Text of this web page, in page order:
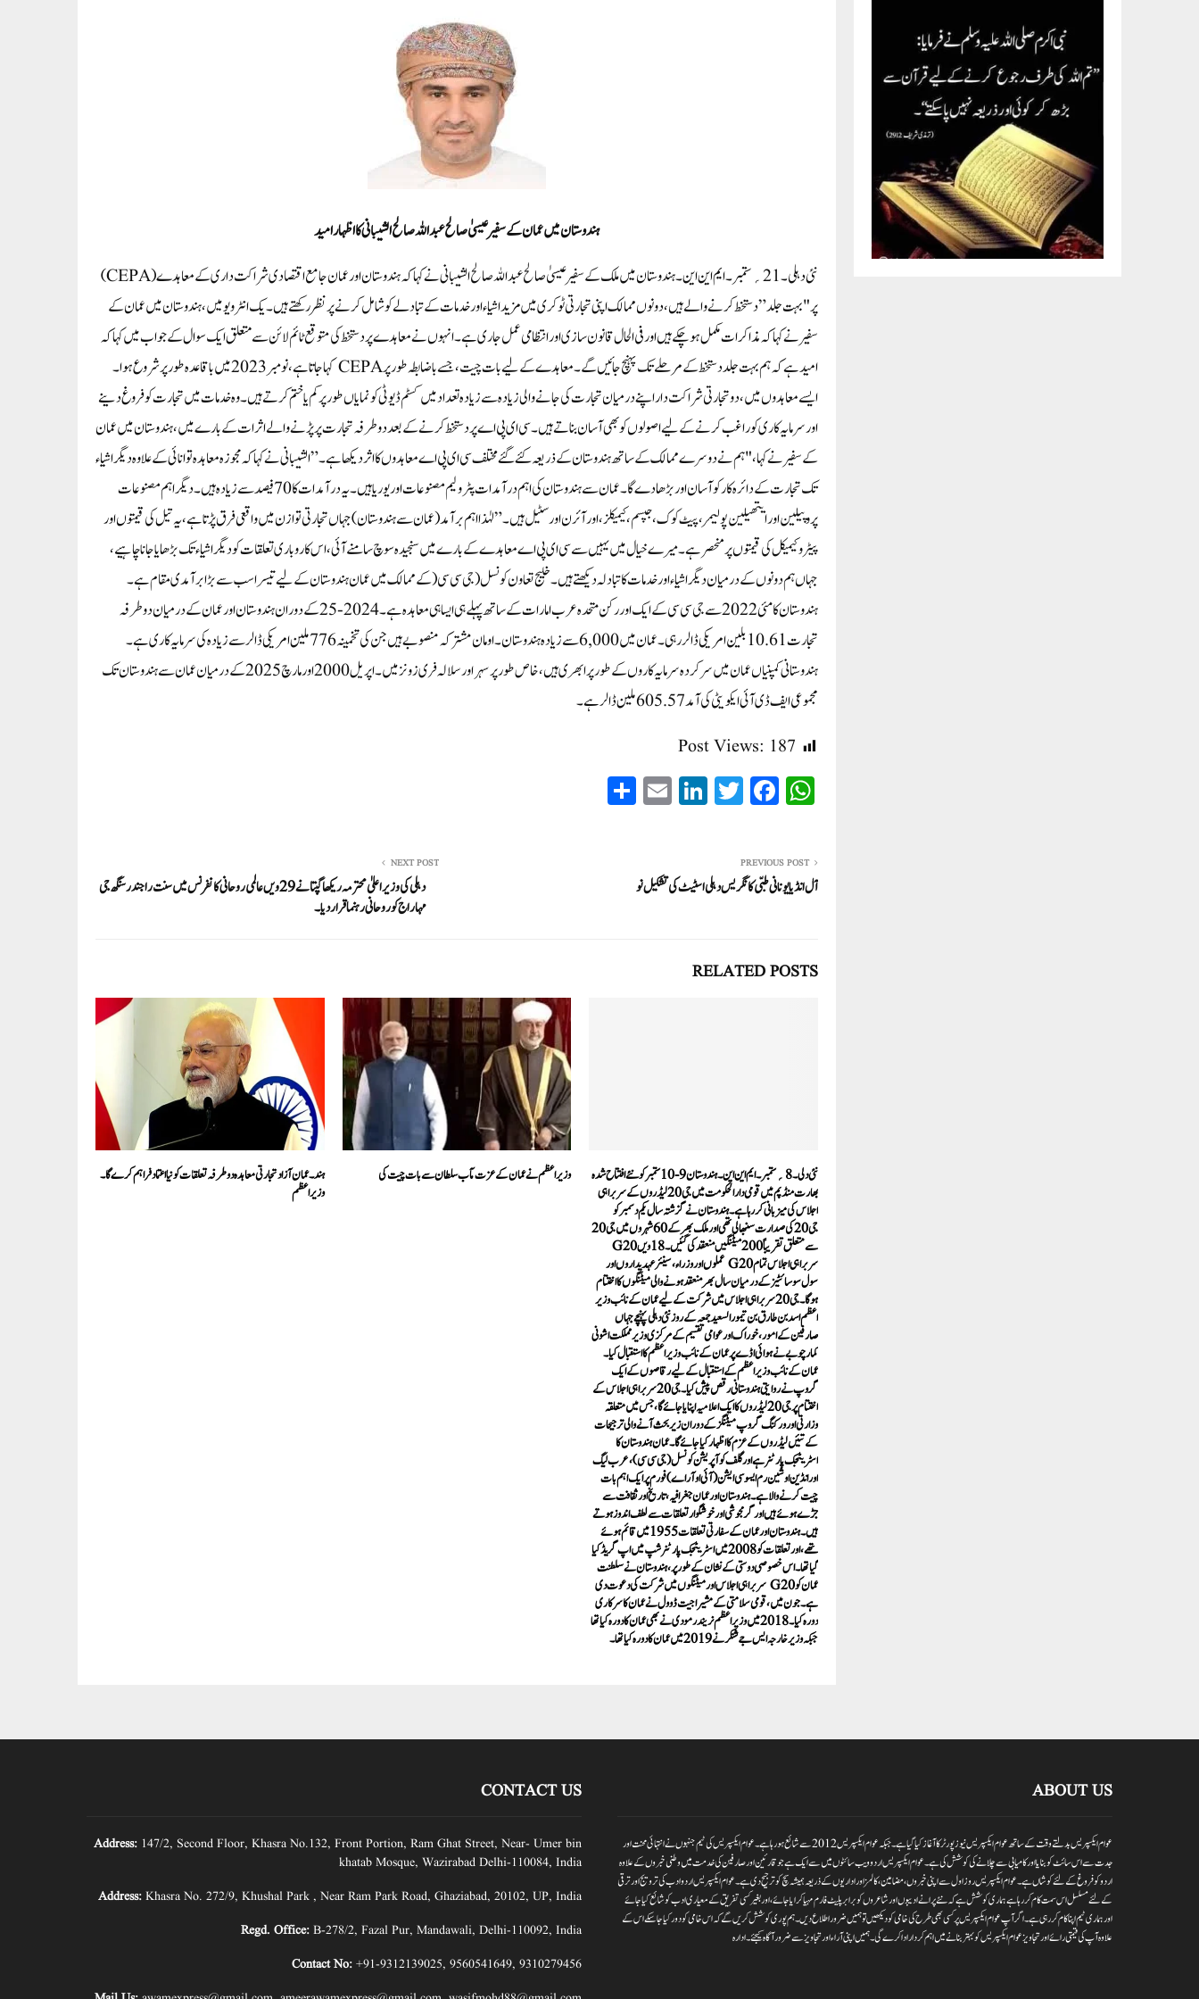
ہندوستان میں عمان کے سفیر عیسیٰ صالح عبداللہ صالح الشیبانی کا اظہار امید
نئی دہلی۔ 21؍ ستمبر۔ ایم این این۔ہندوستان میں ملک کے سفیر عیسیٰ صالح عبداللہ صالح الشیبانی نے کہا کہ ہندوستان اور عمان جامع اقتصادی شراکت داری کے معاہدے (CEPA)
پر "بہت جلد” دستخط کرنے والے ہیں، دونوں ممالک اپنی تجارتی ٹوکری میں مزید اشیاء اور خدمات کے تبادلے کو شامل کرنے پر نظر رکھتے ہیں۔یک انٹرویو میں، ہندوستان میں عمان کے
سفیر نے کہا کہ مذاکرات مکمل ہو چکے ہیں اور فی الحال قانون سازی اور انتظامی عمل جاری ہے۔انہوں نے معاہدے پر دستخط کی متوقع ٹائم لائن سے متعلق ایک سوال کے جواب میں کہا کہ
امید ہے کہ ہم بہت جلد دستخط کے مرحلے تک پہنچ جائیں گے۔معاہدے کے لیے بات چیت، جسے باضابطہ طور پر CEPA کہا جاتا ہے، نومبر 2023 میں باقاعدہ طور پر شروع ہوا۔
ایسے معاہدوں میں، دو تجارتی شراکت دار اپنے درمیان تجارت کی جانے والی زیادہ سے زیادہ تعداد میں کسٹم ڈیوٹی کو نمایاں طور پر کم یا ختم کرتے ہیں۔وہ خدمات میں تجارت کو فروغ دینے
اور سرمایہ کاری کو راغب کرنے کے لیے اصولوں کو بھی آسان بناتے ہیں۔سی ای پی اے پر دستخط کرنے کے بعد دو طرفہ تجارت پر پڑنے والے اثرات کے بارے میں، ہندوستان میں عمان
کے سفیر نے کہا، "ہم نے دوسرے ممالک کے ساتھ ہندوستان کے ذریعہ کئے گئے مختلف سی ای پی اے معاہدوں کا اثر دیکھا ہے۔” الشیبانی نے کہا کہ مجوزہ معاہدہ توانائی کے علاوہ دیگر اشیاء
تک تجارت کے دائرہ کار کو آسان اور بڑھا دے گا۔عمان سے ہندوستان کی اہم درآمدات پٹرولیم مصنوعات اور یوریا ہیں۔ یہ درآمدات کا 70 فیصد سے زیادہ ہیں۔ دیگر اہم مصنوعات
پروپیلین اور ایتھیلین پولیمر، پیٹ کوک، جپسم، کیمیکلز، اور آئرن اور سٹیل ہیں۔”لہٰذا اہم برآمد (عمان سے ہندوستان)جہاں تجارتی توازن میں واقعی فرق پڑتا ہے، یہ تیل کی قیمتوں اور
پیٹرو کیمیکل کی قیمتوں پر منحصر ہے۔ میرے خیال میں یہیں سے سی ای پی اے معاہدے کے بارے میں سنجیدہ سوچ سامنے آئی، اس کاروباری تعلقات کو دیگر اشیاء تک بڑھایا جانا چاہیے،
جہاں ہم دونوں کے درمیان دیگر اشیاء اور خدمات کا تبادلہ دیکھتے ہیں۔خلیج تعاون کونسل (جی سی سی( کے ممالک میں عمان ہندوستان کے لیے تیسرا سب سے بڑا برآمدی مقام ہے۔
ہندوستان کا مئی 2022 سے جی سی سی کے ایک اور رکن متحدہ عرب امارات کے ساتھ پہلے ہی ایسا ہی معاہدہ ہے۔2024-25 کے دوران ہندوستان اور عمان کے درمیان دو طرفہ
تجارت 10.61 بلین امریکی ڈالر رہی۔عمان میں 6,000 سے زیادہ ہندوستان۔اومان مشترکہ منصوبے ہیں جن کی تخمینہ 776 ملین امریکی ڈالر سے زیادہ کی سرمایہ کاری ہے۔
ہندوستانی کمپنیاں عمان میں سرکردہ سرمایہ کاروں کے طور پر ابھری ہیں، خاص طور پر سہر اور سلالہ فری زونز میں۔ اپریل 2000 اور مارچ 2025 کے درمیان عمان سے ہندوستان تک
مجموعی ایف ڈی آئی ایکویٹی کی آمد 605.57 ملین ڈالرہے۔
Post Views: 187
W
A
pp
Fa
ok
T
r
Li
In
E
PREVIOUS POST
آل انڈیا یونانی طبّی کانگریس دہلی اسٹیٹ کی تشکیل نو
NEXT POST
دہلی کی وزیر اعلیٰ محترمہ ریکھا گپتا نے 29ویں عالمی روحانی کانفرنس میں سنت راجندر سنگھ جی
مہاراج کو روحانی رہنما قرار دیا۔
RELATED POSTS
نئی دلی۔ 8؍ ستمبر۔ ایم این این۔ ہندوستان 9-10 ستمبر کو نئے افتتاح شدہ
بھارت منڈپم میں قومی دارالحکومت میں جی 20 لیڈروں کے سربراہی
اجلاس کی میزبانی کر رہا ہے۔ ہندوستان نے گزشتہ سال یکم دسمبر کو
جی 20 کی صدارت سنبھالی تھی اور ملک بھر کے 60 شہروں میں جی 20
سے متعلق تقریباً 200 میٹنگیں منعقد کی گئیں۔ 18 ویں G20
سربراہی اجلاس تمام G20 عملوں اور وزراء، سینئر عہدیداروں اور
سول سوسائٹیز کے درمیان سال بھر منعقد ہونے والی میٹنگوں کا اختتام
ہوگا۔جی 20 سربراہی اجلاس میں شرکت کے لیے عمان کے نائب وزیر
اعظم اسد بن طارق بن تیمور السعید جمعہ کے روز نئی دہلی پہنچے جہاں
صارفین کے امور، خوراک اور عوامی تقسیم کے مرکزی وزیر مملکت اشونی
کمار چوبے نے ہوائی اڈے پر عمان کے نائب وزیر اعظم کا استقبال کیا۔
عمان کے نائب وزیر اعظم کے استقبال کے لیے رقاصوں کے ایک
گروپ نے روایتی ہندوستانی رقص پیش کیا۔جی 20 سربراہی اجلاس کے
اختتام پر جی 20 لیڈروں کا ایک اعلامیہ اپنایا جائے گا، جس میں متعلقہ
وزارتی اور ورکنگ گروپ میٹنگز کے دوران زیر بحث آنے والی ترجیحات
کے تئیں لیڈروں کے عزم کا اظہار کیا جائے گا۔ عمان ہندوستان کا
اسٹریٹجک پارٹنر ہے اور گلف کوآپریشن کونسل (جی سی سی)، عرب لیگ
اور انڈین اوشین رم ایسوسی ایشن (آئی او آر اے) فورم پر ایک اہم بات
چیت کرنے والا ہے۔ ہندوستان اور عمان جغرافیہ، تاریخ اور ثقافت سے
جڑے ہوئے ہیں اور گرمجوشی اور خوشگوار تعلقات سے لطف اندوز ہوتے
ہیں۔ہندوستان اور عمان کے سفارتی تعلقات 1955 میں قائم ہوئے
تھے، اور تعلقات کو 2008 میں اسٹریٹجک پارٹنرشپ میں اپ گریڈ کیا
گیا تھا۔ اس خصوصی دوستی کے نشان کے طور پر، ہندوستان نے سلطنت
عمان کو G20 سربراہی اجلاس اور میٹنگوں میں شرکت کی دعوت دی
ہے۔جون میں، قومی سلامتی کے مشیر اجیت ڈوول نے عمان کا سرکاری
دورہ کیا۔ 2018 میں وزیر اعظم نریندر مودی نے بھی عمان کا دورہ کیا تھا
جبکہ وزیر خارجہ ایس جے شنکر نے 2019 میں عمان کا دورہ کیا تھا۔
وزیر اعظم نے عمان کے عزت مآب سلطان سے بات چیت کی
ہند۔ عمان آزاد تجارتی معاہدہ دو طرفہ تعلقات کو نیا اعتماد فراہم کرے گا۔
وزیراعظم
ABOUT US
عوام ایکسپریس بدلتے وقت کے ساتھ عوام ایکسپریس نیوز پورٹر کا آغاز کیا گیا ہے۔جبکہ عوام ایکسپریس 2012سے شائع ہورہا ہے۔ عوام ایکسپریس کی ٹیم جنہوں نے انتہائی محنت اور
جدت سے اس سائٹ کو بنایا اور کامیابی سے چلانے کی کوشش کی ہے۔عوام ایکسپریس اردو ویب سائٹوں میں سے ایک ہے جو قارئین اور صارفین کی خدمت میں وطنی خبروں کے علاوہ
اردو کو فروغ کے لئے کوشاں ہے۔عوام ایکسپریس روز اول سے اپنی خبروں ،مضامین ،کالمز اور اداریوں کے ذریعہ ہمیشہ سچ کو ترجیح دی ہے۔عوام ایکسپریس اردو ادب کی ترویج اور ترقی
کے لئے مسلسل اس سمت کام کر رہا ہے ہماری کوشش ہے کہ نئے پرانے ادیبوں اور شاعروں کو برابر پلیٹ فارم مہیا کرایا جائے،اور بغیر کسی تفریق کے معیاری ادب کو شائع کیا جائے
اور ہماری ٹیم اپنا کام کر رہی ہے۔اگر آپ عوام ایکسپریس پر کسی بھی طرح کی خامی کو دیکھیں تو ہمیں ضرور اطلاع دیں۔ہم پوری کوشش کریں گے کہ اس خامی کو دور کیا جاسکے اس کے
علاوہ آپ کی قیمتی رائے اور تجاویز عوام ایکسپریس کو بہتر بنانے میں اہم کردار اداکرے گی۔ہمیں اپنی آراءاور تجاویز سے ضرور آگاہ کیجئے۔ ادارہ
CONTACT US
Address: 147/2, Second Floor, Khasra No.132, Front Portion, Ram Ghat Street, Near- Umer bin
khatab Mosque, Wazirabad Delhi-110084, India
Address: Khasra No. 272/9, Khushal Park , Near Ram Park Road, Ghaziabad, 20102, UP, India
Regd. Office: B-278/2, Fazal Pur, Mandawali, Delhi-110092, India
Contact No: +91-9312139025, 9560541649, 9310279456